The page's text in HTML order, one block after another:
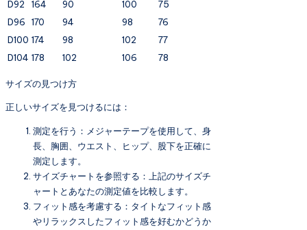
D92 164 90 100
75
D96
170 94 98
76
D100 174 98 102
77
D104 178 102 106 78
サイズの見つけ方
正しいサイズを見つけるには：
測定を行う：メジャーテープを使用して、身
長、胸囲、ウエスト、ヒップ、股下を正確に
測定します。
サイズチャートを参照する：上記のサイズチ
ャートとあなたの測定値を比較します。
フィット感を考慮する：タイトなフィット感
やリラックスしたフィット感を好むかどうか